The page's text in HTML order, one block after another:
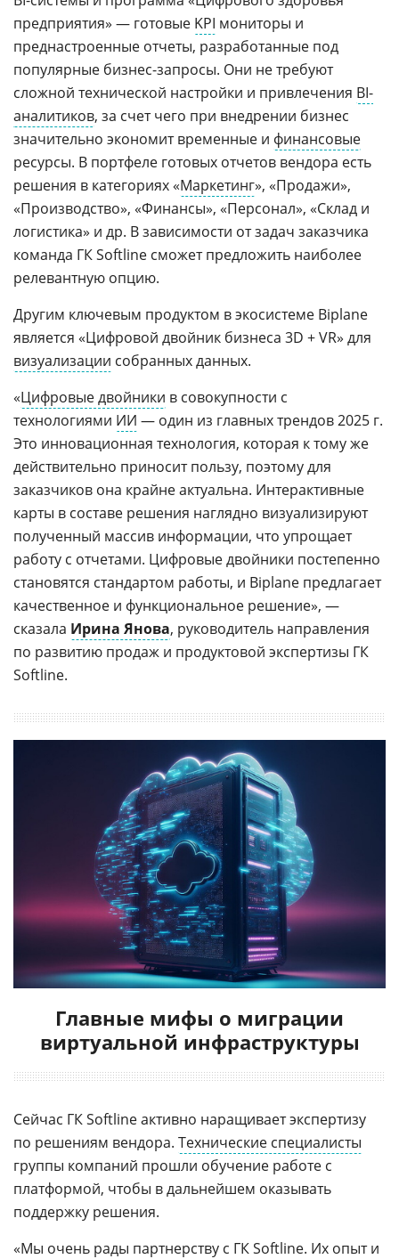
предприятия» — готовые KPI мониторы и
преднастроенные отчеты, разработанные под
популярные бизнес-запросы. Они не требуют
сложной технической настройки и привлечения BI-
аналитиков, за счет чего при внедрении бизнес
значительно экономит временные и финансовые
ресурсы. В портфеле готовых отчетов вендора есть
решения в категориях «Маркетинг», «Продажи»,
«Производство», «Финансы», «Персонал», «Склад и
логистика» и др. В зависимости от задач заказчика
команда ГК Softline сможет предложить наиболее
релевантную опцию.
Другим ключевым продуктом в экосистеме Biplane
является «Цифровой двойник бизнеса 3D + VR» для
визуализации собранных данных.
«Цифровые двойники в совокупности с
технологиями ИИ — один из главных трендов 2025 г.
Это инновационная технология, которая к тому же
действительно приносит пользу, поэтому для
заказчиков она крайне актуальна. Интерактивные
карты в составе решения наглядно визуализируют
полученный массив информации, что упрощает
работу с отчетами. Цифровые двойники постепенно
становятся стандартом работы, и Biplane предлагает
качественное и функциональное решение», —
сказала Ирина Янова, руководитель направления
по развитию продаж и продуктовой экспертизы ГК
Softline.
Главные мифы о миграции
виртуальной инфраструктуры
Сейчас ГК Softline активно наращивает экспертизу
по решениям вендора. Технические специалисты
группы компаний прошли обучение работе с
платформой, чтобы в дальнейшем оказывать
поддержку решения.
«Мы очень рады партнерству с ГК Softline. Их опыт и